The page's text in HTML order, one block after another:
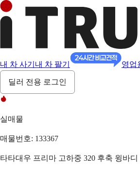
내 차 사기 내 차 팔기 영업
딜러 전용 로그인
실매물
매물번호: 133367
타타대우 프리마 고하중 320 후축 윙바디